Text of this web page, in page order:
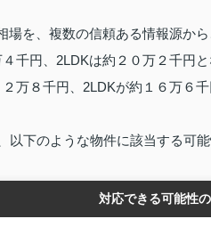
場を、複数の信頼ある情報源か
千円、2LDKは約２０万２千円
万８千円、2LDKが約１６万６
下のような物件に該当する可能
対応できる可能性